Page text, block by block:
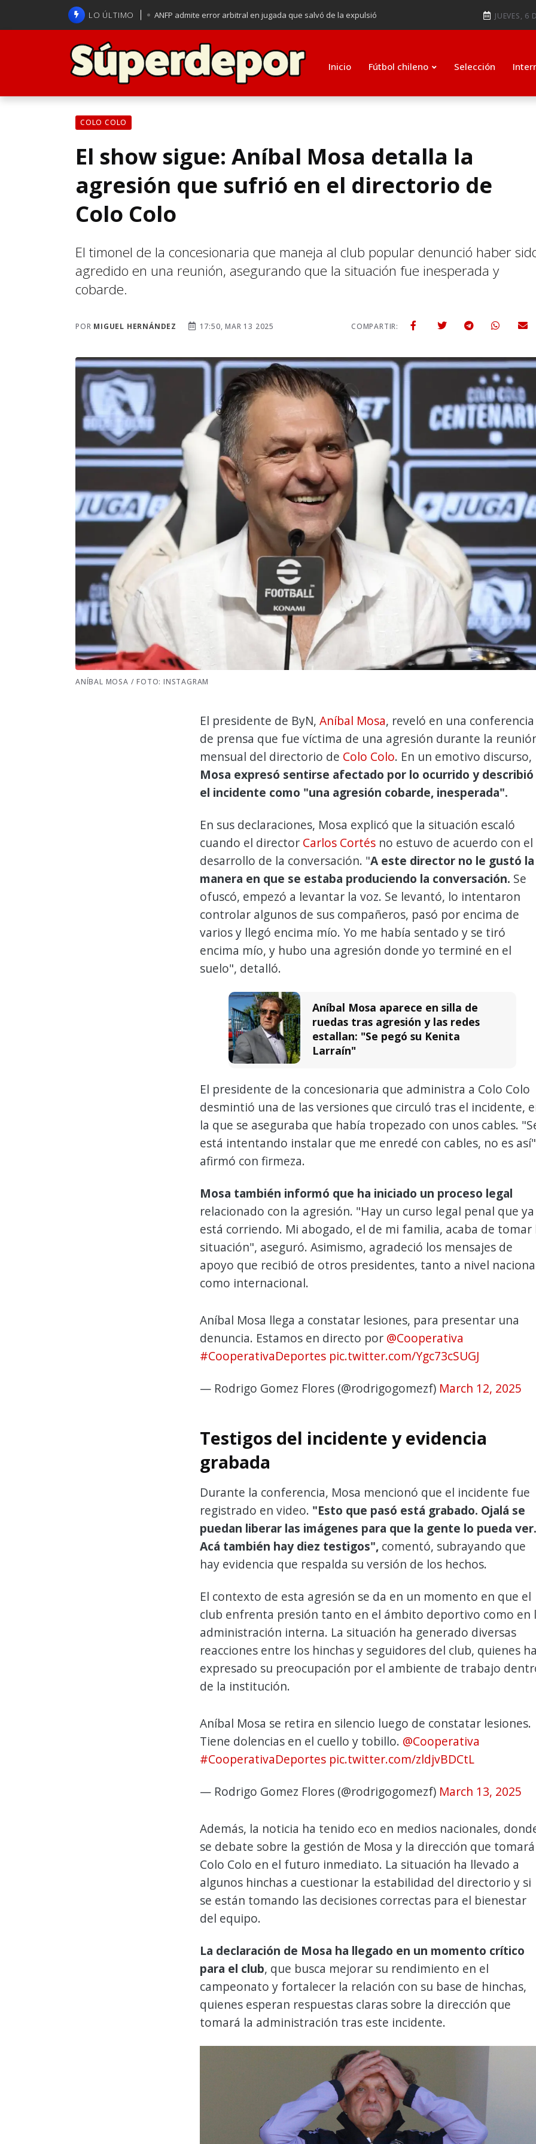
LO ÚLTIMO ANFP admite error arbitral en jugada que salvó de la expulsió
La U se aferra a la esperanza de clasificar a octavos de
Brasil anuncia a Carlo Ancelotti como su nuevo entrenador para
JUEVES, 6
Inicio Fútbol chileno Selección
COLO COLO
El show sigue: Aníbal Mosa detalla la
agresión que sufrió en el directorio de
Colo Colo
El timonel de la concesionaria que maneja al club popular denunció haber
agredido en una reunión, asegurando que la situación fue inesperada y
cobarde.
POR MIGUEL HERNÁNDEZ 17:50, MAR 13 2025 COMPARTIR:
ANÍBAL MOSA / FOTO: INSTAGRAM
El presidente de ByN, Aníbal Mosa, reveló en una conferencia
de prensa que fue víctima de una agresión durante la
mensual del directorio de Colo Colo. En un emotivo discurso,
Mosa expresó sentirse afectado por lo ocurrido y describió
el incidente como "una agresión cobarde, inesperada".
En sus declaraciones, Mosa explicó que la situación escaló
cuando el director Carlos Cortés no estuvo de acuerdo con el
desarrollo de la conversación. "A este director no le gustó la
manera en que se estaba produciendo la conversación. Se
ofuscó, empezó a levantar la voz. Se levantó, lo intentaron
controlar algunos de sus compañeros, pasó por encima de
varios y llegó encima mío. Yo me había sentado y se tiró
encima mío, y hubo una agresión donde yo terminé en el
suelo", detalló.
Aníbal Mosa aparece en silla de
ruedas tras agresión y las redes
estallan: "Se pegó su Kenita
Larraín"
El presidente de la concesionaria que administra a Colo Colo
desmintió una de las versiones que circuló tras el incidente,
la que se aseguraba que había tropezado con unos cables.
está intentando instalar que me enredé con cables, no es
afirmó con firmeza.
Mosa también informó que ha iniciado un proceso legal
relacionado con la agresión. "Hay un curso legal penal que ya
está corriendo. Mi abogado, el de mi familia, acaba de tomar
situación", aseguró. Asimismo, agradeció los mensajes de
apoyo que recibió de otros presidentes, tanto a nivel
como internacional.
Aníbal Mosa llega a constatar lesiones, para presentar una
denuncia. Estamos en directo por @Cooperativa
#CooperativaDeportes pic.twitter.com/Ygc73cSUGJ
— Rodrigo Gomez Flores (@rodrigogomezf) March 12, 2025
Testigos del incidente y evidencia
grabada
Durante la conferencia, Mosa mencionó que el incidente fue
registrado en video. "Esto que pasó está grabado. Ojalá se
puedan liberar las imágenes para que la gente lo pueda ver.
Acá también hay diez testigos", comentó, subrayando que
hay evidencia que respalda su versión de los hechos.
El contexto de esta agresión se da en un momento en que el
club enfrenta presión tanto en el ámbito deportivo como en
administración interna. La situación ha generado diversas
reacciones entre los hinchas y seguidores del club, quienes
expresado su preocupación por el ambiente de trabajo
de la institución.
Aníbal Mosa se retira en silencio luego de constatar lesiones.
Tiene dolencias en el cuello y tobillo. @Cooperativa
#CooperativaDeportes pic.twitter.com/zldjvBDCtL
— Rodrigo Gomez Flores (@rodrigogomezf) March 13, 2025
Además, la noticia ha tenido eco en medios nacionales,
se debate sobre la gestión de Mosa y la dirección que tomará
Colo Colo en el futuro inmediato. La situación ha llevado a
algunos hinchas a cuestionar la estabilidad del directorio y si
se están tomando las decisiones correctas para el bienestar
del equipo.
La declaración de Mosa ha llegado en un momento crítico
para el club, que busca mejorar su rendimiento en el
campeonato y fortalecer la relación con su base de hinchas,
quienes esperan respuestas claras sobre la dirección que
tomará la administración tras este incidente.